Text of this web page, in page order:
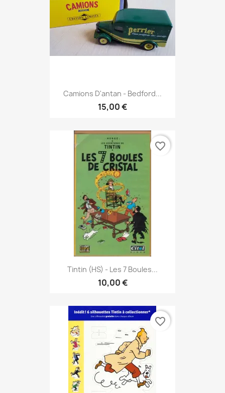
Camions D'antan - Bedford...
15,00 €
Tintin (HS) - Les 7 Boules...
10,00 €
favorite_border
favorite_border